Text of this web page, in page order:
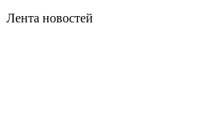
Лента новостей